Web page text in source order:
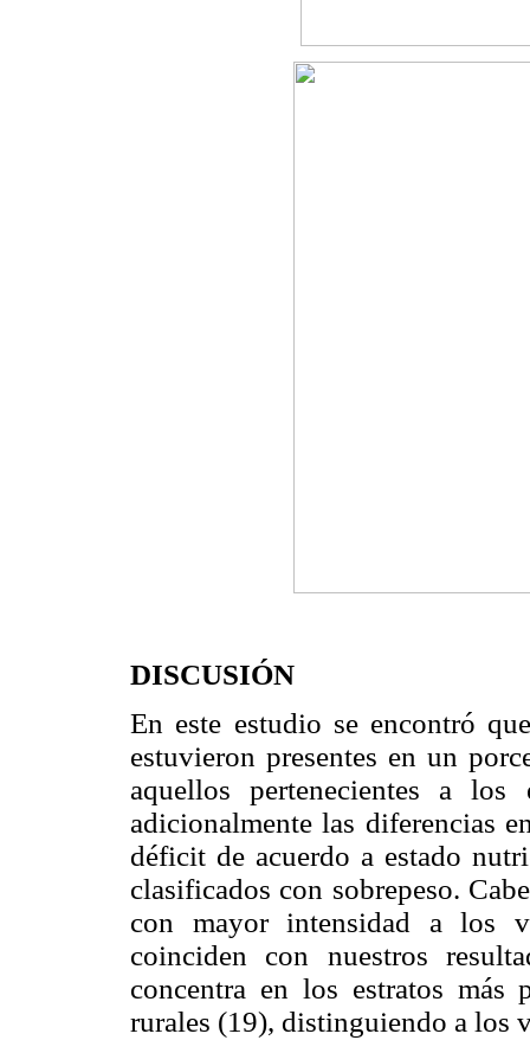
DISCUSIÓN
En este estudio se encontró
estuvieron presentes en un
aquellos pertenecientes a los
adicionalmente las diferencias
déficit de acuerdo a estado
clasificados con sobrepeso.
con mayor intensidad a los
coinciden con nuestros
concentra en los estratos más
rurales (19), distinguiendo a los